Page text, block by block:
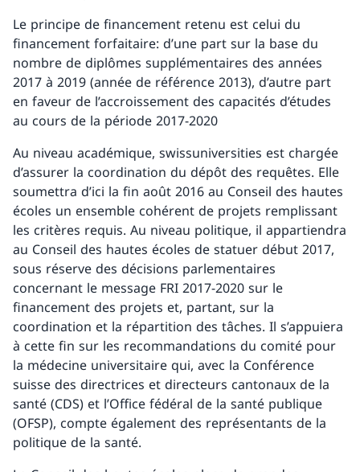
Le principe de financement retenu est celui du
financement forfaitaire: d’une part sur la base du
nombre de diplômes supplémentaires des années
2017 à 2019 (année de référence 2013), d’autre part
en faveur de l’accroissement des capacités d’études
au cours de la période 2017-2020
Au niveau académique, swissuniversities est chargée
d’assurer la coordination du dépôt des requêtes. Elle
soumettra d’ici la fin août 2016 au Conseil des hautes
écoles un ensemble cohérent de projets remplissant
les critères requis. Au niveau politique, il appartiendra
au Conseil des hautes écoles de statuer début 2017,
sous réserve des décisions parlementaires
concernant le message FRI 2017-2020 sur le
financement des projets et, partant, sur la
coordination et la répartition des tâches. Il s’appuiera
à cette fin sur les recommandations du comité pour
la médecine universitaire qui, avec la Conférence
suisse des directrices et directeurs cantonaux de la
santé (CDS) et l’Office fédéral de la santé publique
(OFSP), compte également des représentants de la
politique de la santé.